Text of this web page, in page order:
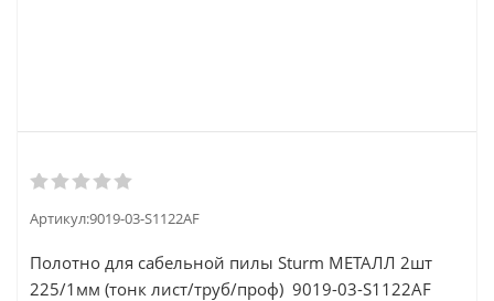
Артикул:9019-03-S1122AF
Полотно для сабельной пилы Sturm МЕТАЛЛ 2шт
225/1мм (тонк лист/труб/проф) 9019-03-S1122AF